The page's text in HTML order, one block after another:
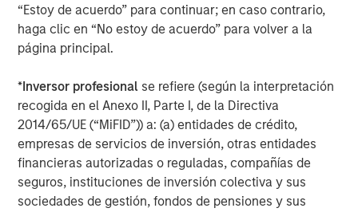
“Estoy de acuerdo” para continuar; en caso contrario,
haga clic en “No estoy de acuerdo” para volver a la
página principal.
*Inversor profesional se refiere (según la interpretación
recogida en el Anexo II, Parte I, de la Directiva
2014/65/UE (“MiFID”)) a: (a) entidades de crédito,
empresas de servicios de inversión, otras entidades
financieras autorizadas o reguladas, compañías de
seguros, instituciones de inversión colectiva y sus
sociedades de gestión, fondos de pensiones y sus
CARON’S CORNER
Adapting to a Structurally Higher Nominal
The Author